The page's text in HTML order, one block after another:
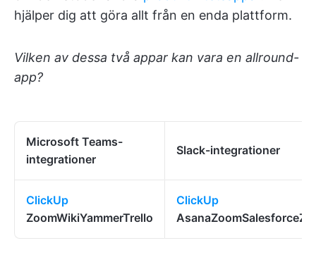
hjälper dig att göra allt från en enda plattform.
Vilken av dessa två appar kan vara en allround-
app?
Microsoft Teams-
integrationer
Slack-integrationer
ClickUp
ZoomWikiYammerTrello
ClickUp